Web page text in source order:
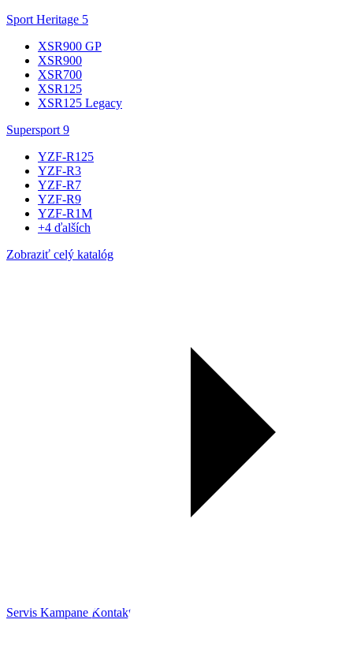
Sport Heritage 5
XSR900 GP
XSR900
XSR700
XSR125
XSR125 Legacy
Supersport 9
YZF-R125
YZF-R3
YZF-R7
YZF-R9
YZF-R1M
+4 ďalších
Zobraziť celý katalóg
Servis Kampane Kontakt